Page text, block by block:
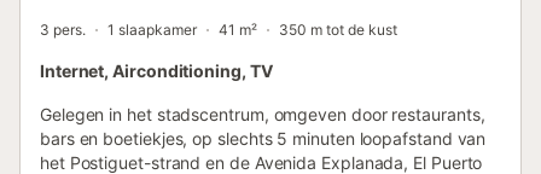
3 pers. 1 slaapkamer 41 m² 350 m tot de kust
Internet, Airconditioning, TV
Gelegen in het stadscentrum, omgeven door restaurants,
bars en boetiekjes, op slechts 5 minuten loopafstand van
het Postiguet-strand en de Avenida Explanada, El Puerto